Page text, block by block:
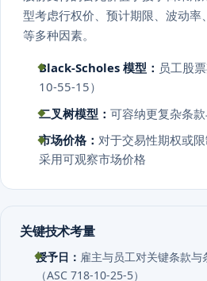
型考虑行权价、预计期限、波动率
等多种因素。
Black-Scholes 模型： 员工股
10-55-15）
二叉树模型： 可容纳更复杂条
市场价格： 对于交易性期权或
采用可观察市场价格
关键技术考量
授予日： 雇主与员工对关键条款
（ASC 718-10-25-5）